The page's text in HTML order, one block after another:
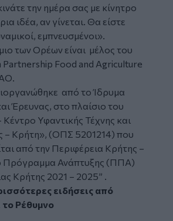
την ημέρα σας με κίνητρο
ιδέα, αν γίνεται. Θα είστε
εμπνευσμένοι».
των Ορέων είναι μέλος του
Food and Agriculture
από το Ίδρυμα
Έρευνας, στο πλαίσιο του
Υφαντικής Τέχνης και
– Κρήτη», (ΟΠΣ 5201214) που
από την Περιφέρεια Κρήτης –
Πρόγραμμα Ανάπτυξης (ΠΠΑ)
Κρήτης 2021 – 2025” .
ειδήσεις από
το Ρέθυμνο